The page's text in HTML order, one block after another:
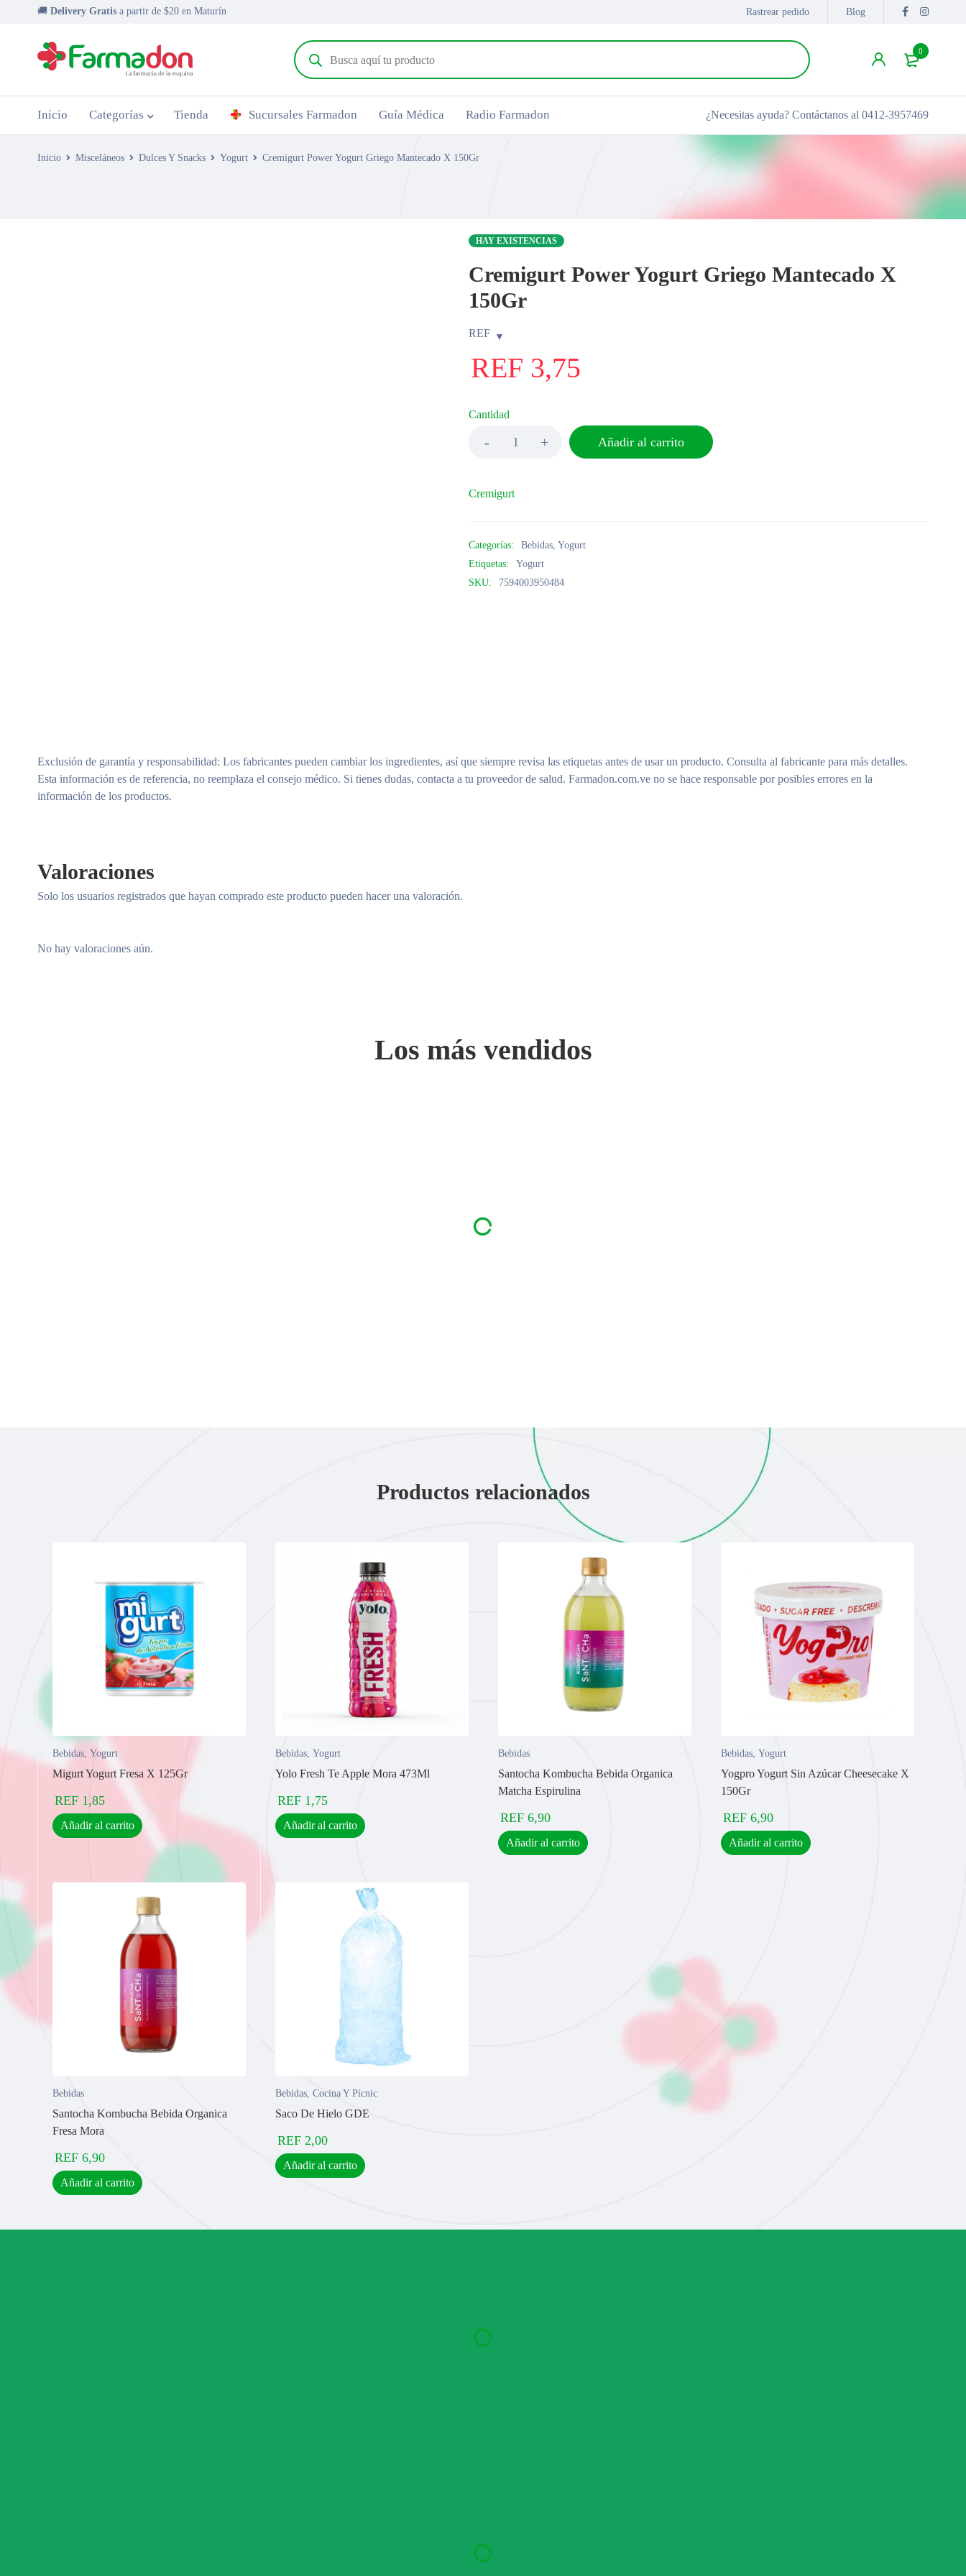
🚚 Delivery Gratis a partir de $20 en Maturín Rastrear pedido Blog
0
Inicio Categorías Tienda Sucursales Farmadon Guía Médica Radio Farmadon ¿Necesitas ayuda? Contáctanos al 0412-3957469
Inicio Misceláneos Dulces Y Snacks Yogurt Cremigurt Power Yogurt Griego Mantecado X 150Gr
HAY EXISTENCIAS
Cremigurt Power Yogurt Griego Mantecado X
150Gr
REF
REF 3,75
Cantidad
Añadir al carrito
Cremigurt
Categorías: Bebidas,Yogurt
Etiquetas:
Yogurt
SKU:
7594003950484
Exclusión de garantía y responsabilidad: Los fabricantes pueden cambiar los ingredientes, así que siempre revisa las etiquetas antes de usar un producto. Consulta al fabricante para más detalles.
Esta información es de referencia, no reemplaza el consejo médico. Si tienes dudas, contacta a tu proveedor de salud. Farmadon.com.ve no se hace responsable por posibles errores en la
información de los productos.
Valoraciones
No hay valoraciones aún.
Solo los usuarios registrados que hayan comprado este producto pueden hacer una valoración.
Los más vendidos
Productos relacionados
Bebidas, Yogurt
Migurt Yogurt Fresa X 125Gr
REF 1,85
Añadir al carrito
Bebidas, Yogurt
Yolo Fresh Te Apple Mora 473Ml
REF 1,75
Añadir al carrito
Bebidas
Santocha Kombucha Bebida Organica
Matcha Espirulina
REF 6,90
Añadir al carrito
Bebidas, Yogurt
Yogpro Yogurt Sin Azúcar Cheesecake X
150Gr
REF 6,90
Añadir al carrito
Bebidas
Santocha Kombucha Bebida Organica
Fresa Mora
REF 6,90
Añadir al carrito
Bebidas, Cocina Y Pícnic
Saco De Hielo GDE
REF 2,00
Añadir al carrito